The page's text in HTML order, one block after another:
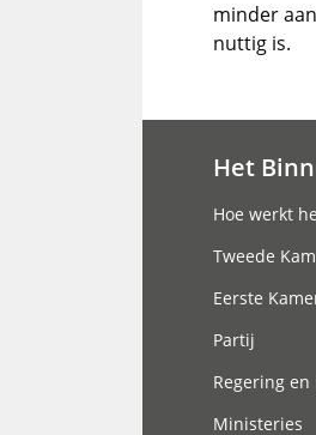
minder
nuttig is.
Het
Hoe werkt
Tweede
Eerste
Partij
Regering
Ministeries